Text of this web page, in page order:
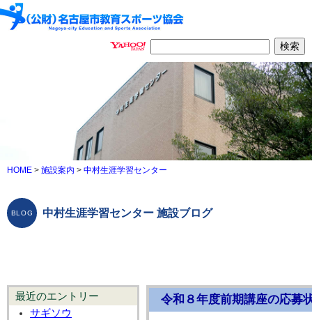
HOME > 施設案内 > 中村生涯学習センター
中村生涯学習センター 施設ブログ
最近のエントリー
サギソウ
令和８年度前期講座の応募